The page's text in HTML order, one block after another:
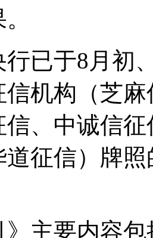
于8月初、
信机构（芝
、中诚信
道征信）牌
要内容包